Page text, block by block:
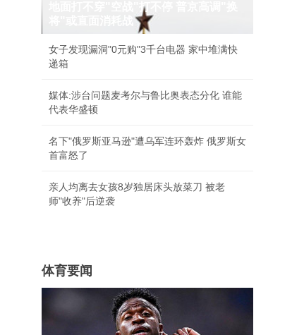
地面打不穿"空战"打不停 普京高调"换
女子发现漏洞"0元购"3千台电器 家中堆满快
递箱
媒体:涉台问题麦考尔与鲁比奥表态分化 谁能
代表华盛顿
名下"俄罗斯亚马逊"遭乌军连环轰炸 俄罗斯女
首富怒了
亲人均离去女孩8岁独居床头放菜刀 被老
师"收养"后逆袭
体育要闻